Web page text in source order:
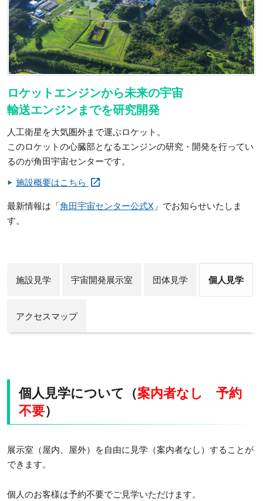
ロケットエンジンから未来の宇宙
輸送エンジンまでを研究開発
人工衛星を大気圏外まで運ぶロケット。
このロケットの心臓部となるエンジンの研究・開発を行ってい
るのが角田宇宙センターです。
施設概要はこちら
最新情報は「角田宇宙センター公式X 」でお知らせいたしま
す。
施設見学 宇宙開発展示室 団体見学 個人見学
アクセスマップ
個人見学について（案内者なし 予約
不要）
展示室（屋内、屋外）を自由に見学（案内者なし）することが
できます。
個人のお客様は予約不要でご見学いただけます。